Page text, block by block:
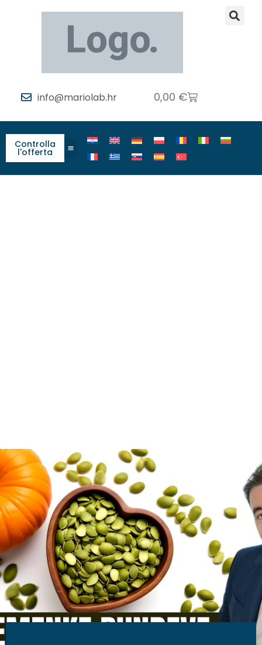
info@mariolab.hr 0,00 €
Controlla
l'offerta